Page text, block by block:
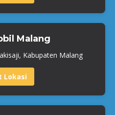
Malang
Kabupaten Malang
Lokasi